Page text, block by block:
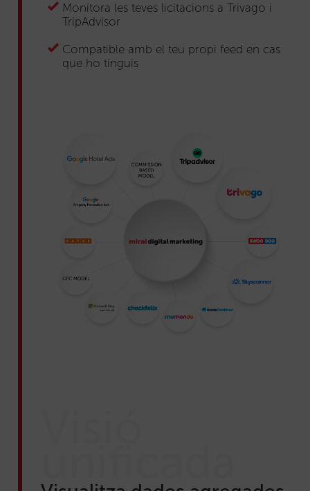
Monitora les teves licitacions a Trivago i
TripAdvisor
Compatible amb el teu propi feed en cas
que ho tinguis